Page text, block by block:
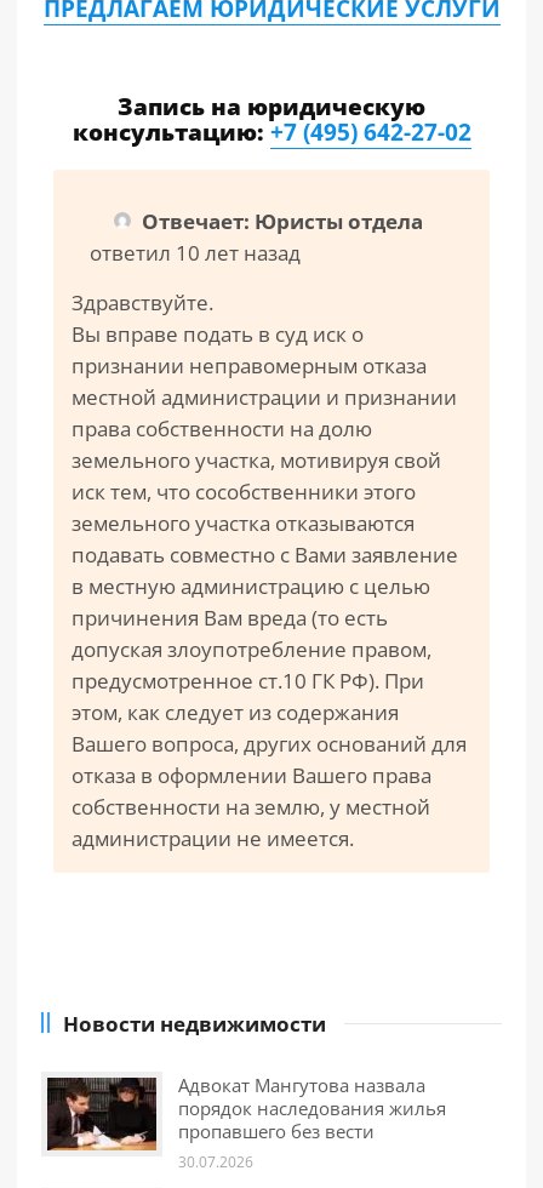
ПРЕДЛАГАЕМ ЮРИДИЧЕСКИЕ УСЛУГИ
Запись на юридическую
консультацию:+7 (495) 642-27-02
Отвечает: Юристы отдела
ответил 10 лет назад
Здравствуйте.
Вы вправе подать в суд иск о
признании неправомерным отказа
местной администрации и признании
права собственности на долю
земельного участка, мотивируя свой
иск тем, что сособственники этого
земельного участка отказываются
подавать совместно с Вами заявление
в местную администрацию с целью
причинения Вам вреда (то есть
допуская злоупотребление правом,
предусмотренное ст.10 ГК РФ). При
этом, как следует из содержания
Вашего вопроса, других оснований для
отказа в оформлении Вашего права
собственности на землю, у местной
администрации не имеется.
Новости недвижимости
Адвокат Мангутова назвала
порядок наследования жилья
пропавшего без вести
30.07.2026